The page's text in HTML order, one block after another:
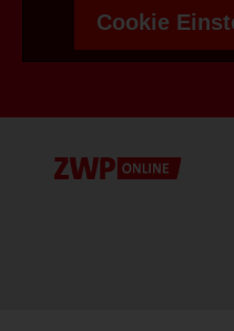
Cookie